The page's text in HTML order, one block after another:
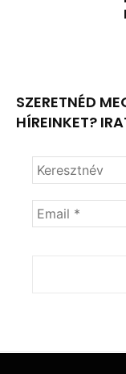
SZERETNÉD
HÍREINKET?